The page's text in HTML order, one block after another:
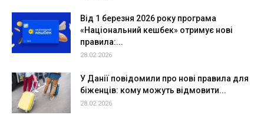
Від 1 березня 2026 року програма
«Національний кешбек» отримує нові
правила:...
28.02.2026
У Данії повідомили про нові правила для
біженців: кому можуть відмовити...
28.02.2026